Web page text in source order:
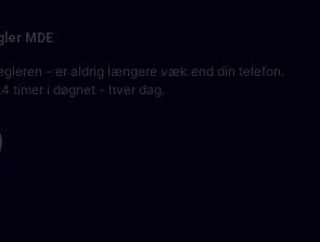
MDE
- er aldrig længere væk end din telefon.
timer i døgnet - hver dag.